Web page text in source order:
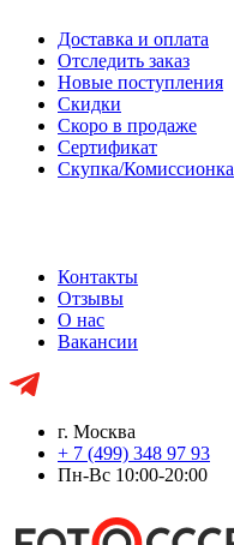
Доставка и оплата
Отследить заказ
Новые поступления
Скидки
Скоро в продаже
Сертификат
Скупка/Комиссионка
Контакты
Отзывы
О нас
Вакансии
г. Москва
+ 7 (499) 348 97 93
Пн-Вс 10:00-20:00